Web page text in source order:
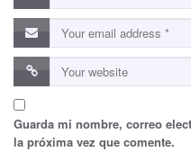
Guarda mi nombre, correo
la próxima vez que comente.